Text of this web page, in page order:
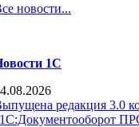
новости...
1С
редакция 3.0